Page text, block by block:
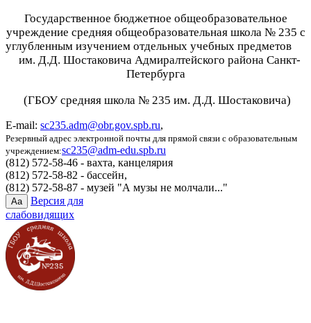
Государственное бюджетное общеобразовательное
учреждение средняя общеобразовательная школа № 235 с
углубленным изучением отдельных учебных предметов
им. Д.Д. Шостаковича Адмиралтейского района Санкт-
Петербурга
(ГБОУ средняя школа № 235 им. Д.Д. Шостаковича)
E-mail: sc235.adm@obr.gov.spb.ru,
Резервный адрес электронной почты для прямой связи с образовательным
учреждением:sc235@adm-edu.spb.ru
(812) 572-58-46 - вахта, канцелярия
(812) 572-58-82 - бассейн,
(812) 572-58-87 - музей "А музы не молчали..."
Aa
Версия для
слабовидящих